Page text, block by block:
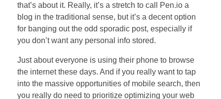
that’s about it. Really, it’s a stretch to call Pen.io a
blog in the traditional sense, but it’s a decent option
for banging out the odd sporadic post, especially if
you don’t want any personal info stored.
Just about everyone is using their phone to browse
the internet these days. And if you really want to tap
into the massive opportunities of mobile search, then
you really do need to prioritize optimizing your web